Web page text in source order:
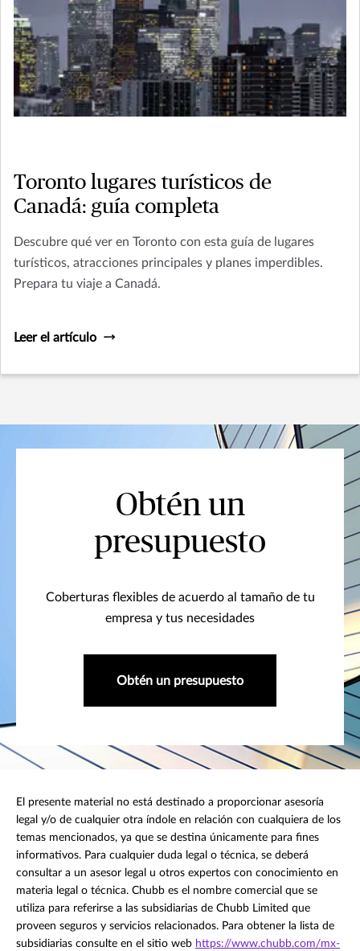
Toronto lugares turísticos de
Canadá: guía completa
Descubre qué ver en Toronto con esta guía de lugares
turísticos, atracciones principales y planes imperdibles.
Prepara tu viaje a Canadá.
Leer el artículo
Obtén un
presupuesto
Coberturas flexibles de acuerdo al tamaño de tu
empresa y tus necesidades
Obtén un presupuesto
El presente material no está destinado a proporcionar asesoría
legal y/o de cualquier otra índole en relación con cualquiera de los
temas mencionados, ya que se destina únicamente para fines
informativos. Para cualquier duda legal o técnica, se deberá
consultar a un asesor legal u otros expertos con conocimiento en
materia legal o técnica. Chubb es el nombre comercial que se
utiliza para referirse a las subsidiarias de Chubb Limited que
proveen seguros y servicios relacionados. Para obtener la lista de
subsidiarias consulte en el sitio web https://www.chubb.com/mx-